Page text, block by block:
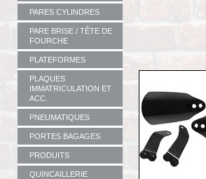
PARES CYLINDRES
PARE BRISE / TÊTE DE
FOURCHE
PLATEFORMES
PLAQUES
IMMATRICULATION ET
ACC.
PNEUMATIQUES
PORTES BAGAGES
PRODUITS
QUINCAILLERIE